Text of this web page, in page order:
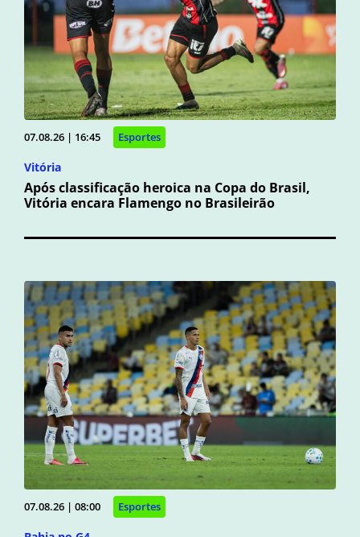
07.08.26 | 16:45 Esportes
Vitória
Após classificação heroica na Copa do Brasil,
Vitória encara Flamengo no Brasileirão
07.08.26 | 08:00 Esportes